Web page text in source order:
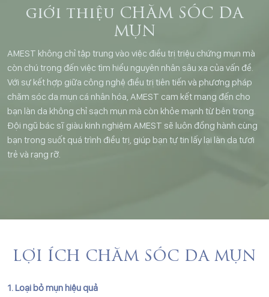
giới thiệu CHĂM SÓC DA
MỤN
AMEST không chỉ tập trung vào việc điều trị triệu chứng mụn mà
còn chú trọng đến việc tìm hiểu nguyên nhân sâu xa của vấn đề.
Với sự kết hợp giữa công nghệ điều trị tiên tiến và phương pháp
chăm sóc da mụn cá nhân hóa, AMEST cam kết mang đến cho
bạn làn da không chỉ sạch mụn mà còn khỏe mạnh từ bên trong.
Đội ngũ bác sĩ giàu kinh nghiệm AMEST sẽ luôn đồng hành cùng
bạn trong suốt quá trình điều trị, giúp bạn tự tin lấy lại làn da tươi
trẻ và rạng rỡ.
LỢI ÍCH CHĂM SÓC DA MỤN
1. Loại bỏ mụn hiệu quả